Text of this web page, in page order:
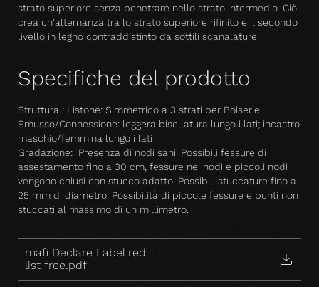
strato superiore senza penetrare nello strato intermedio. Ciò
crea un'alternanza tra lo strato superiore rifinito e il secondo
livello in legno contraddistinto da sottili scanalature.
Specifiche del prodotto
Struttura : Listone: Simmetrico a 3 strati per Boiserie
Smusso/Connessione: leggera bisellatura lungo i lati; incastro
maschio/femmina lungo i lati
Gradazione: Presenza di nodi sani. Possibili fessure di
assestamento fino a 30 cm, fessure nei nodi e piccoli nodi
vengono chiusi con stucco adatto. Possibili stuccature fino a
25 mm di diametro. Possibilità di piccole fessure e punti non
stuccati al massimo di un millimetro.
mafi Declare Label red
list free.pdf